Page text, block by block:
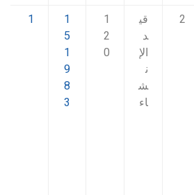
2
قي
د
الإ
ن
ش
اء
1
2
0
1
5
1
9
8
3
1